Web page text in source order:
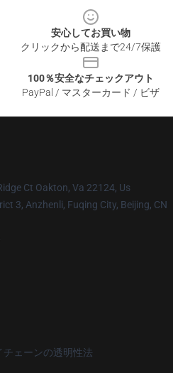
安心してお買い物
クリックから配送まで24/7保護
100％安全なチェックアウト
PayPal / マスターカード / ビザ
Ct Oakton, Va 22124, Us
3, Anzhenli, Fuqing City, Beijing, CN
チェーンの透明性法